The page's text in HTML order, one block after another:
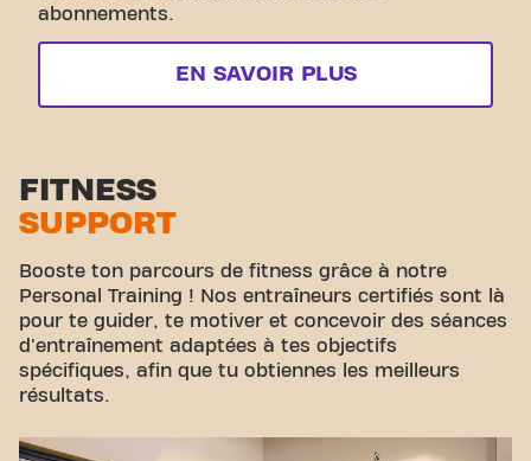
abonnements.
EN SAVOIR PLUS
FITNESS
SUPPORT
Booste ton parcours de fitness grâce à notre
Personal Training ! Nos entraîneurs certifiés sont là
pour te guider, te motiver et concevoir des séances
d'entraînement adaptées à tes objectifs
spécifiques, afin que tu obtiennes les meilleurs
résultats.